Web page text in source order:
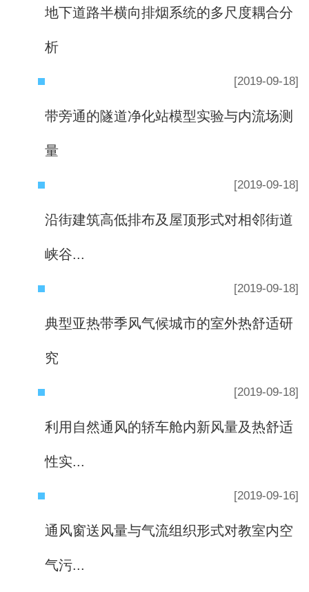
地下道路半横向排烟系统的多尺度耦合分
析
[2019-09-18]
带旁通的隧道净化站模型实验与内流场测
量
[2019-09-18]
沿街建筑高低排布及屋顶形式对相邻街道
峡谷...
[2019-09-18]
典型亚热带季风气候城市的室外热舒适研
究
[2019-09-18]
利用自然通风的轿车舱内新风量及热舒适
性实...
[2019-09-16]
通风窗送风量与气流组织形式对教室内空
气污...